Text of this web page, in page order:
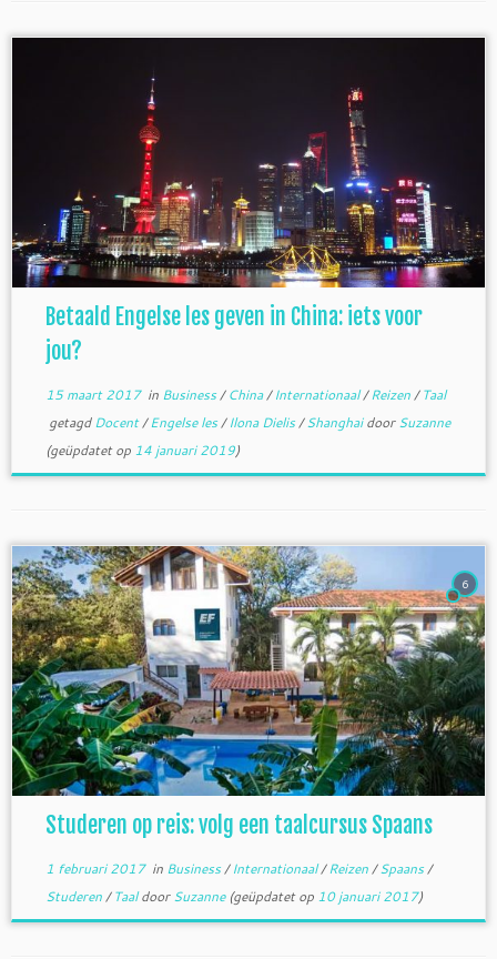
Betaald Engelse les geven in China: iets voor
jou?
15 maart 2017in Business/China/Internationaal/Reizen/Taal
getagdDocent/Engelse les/Ilona Dielis/ShanghaidoorSuzanne
(geüpdatet op 14 januari 2019)
6
Studeren op reis: volg een taalcursus Spaans
1 februari 2017in Business/Internationaal/Reizen/Spaans/
Studeren/TaaldoorSuzanne(geüpdatet op 10 januari 2017)